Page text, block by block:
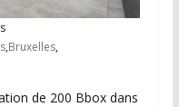
,Bruxelles,
de 200 Bbox dans